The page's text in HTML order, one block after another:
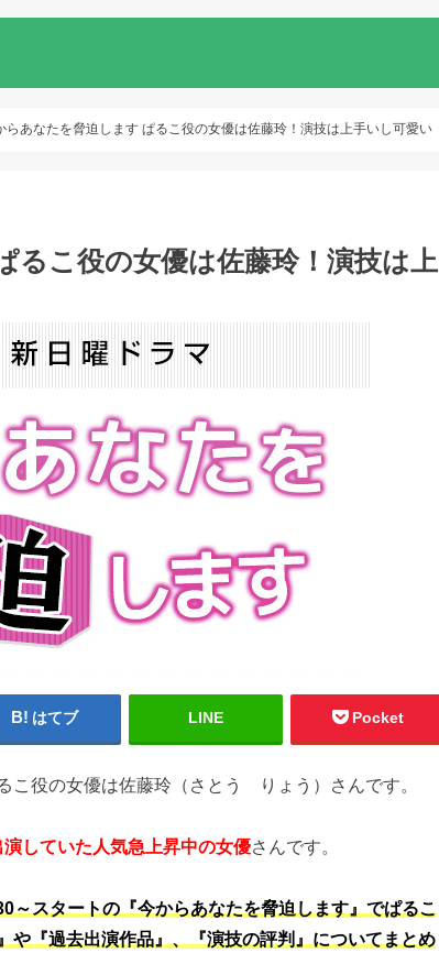
らあなたを脅迫します ぱるこ役の女優は佐藤玲！演技は上手いし可愛い
るこ役の女優は佐藤玲！演技は上
はてブ LINE Pocket
こ役の女優は佐藤玲（さとう りょう）さんです。
していた人気急上昇中の女優さんです。
スタートの『今からあなたを脅迫します』でぱるこ
や『過去出演作品』、『演技の評判』についてまとめ